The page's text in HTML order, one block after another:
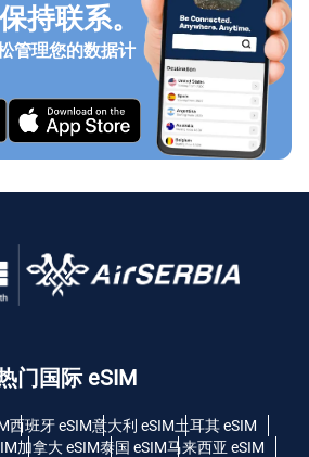
持联系。
管理您的数据计
门国际 eSIM
西班牙 eSIM意大利 eSIM土耳其 eSIM
加拿大 eSIM泰国 eSIM马来西亚 eSIM